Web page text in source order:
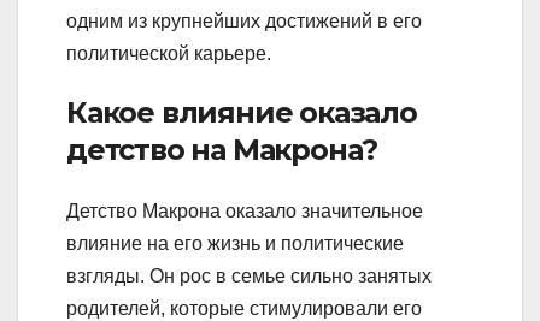
одним из крупнейших достижений в его
политической карьере.
Какое влияние оказало
детство на Макрона?
Детство Макрона оказало значительное
влияние на его жизнь и политические
взгляды. Он рос в семье сильно занятых
родителей, которые стимулировали его